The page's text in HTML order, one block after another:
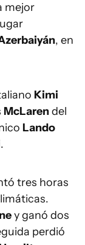
mejor
, en
Kimi
McLarendel
Lando
.
tres horas
y ganó dos
perdió